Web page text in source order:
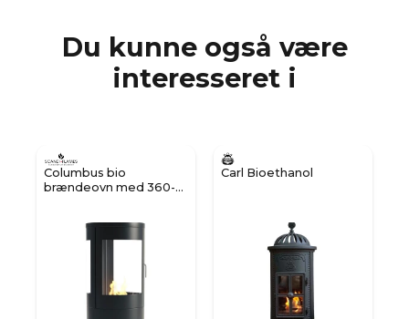
Du kunne også være
interesseret i
Columbus bio
brændeovn med 360-
Carl Bioethanol